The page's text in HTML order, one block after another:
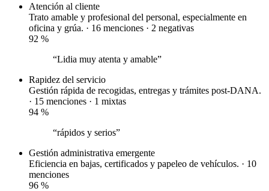
Atención al cliente
Trato amable y profesional del personal, especialmente en
oficina y grúa. · 16 menciones · 2 negativas
92 %
“Lidia muy atenta y amable”
Rapidez del servicio
Gestión rápida de recogidas, entregas y trámites post-DANA.
· 15 menciones · 1 mixtas
94 %
“rápidos y serios”
Gestión administrativa emergente
Eficiencia en bajas, certificados y papeleo de vehículos. · 10
menciones
96 %